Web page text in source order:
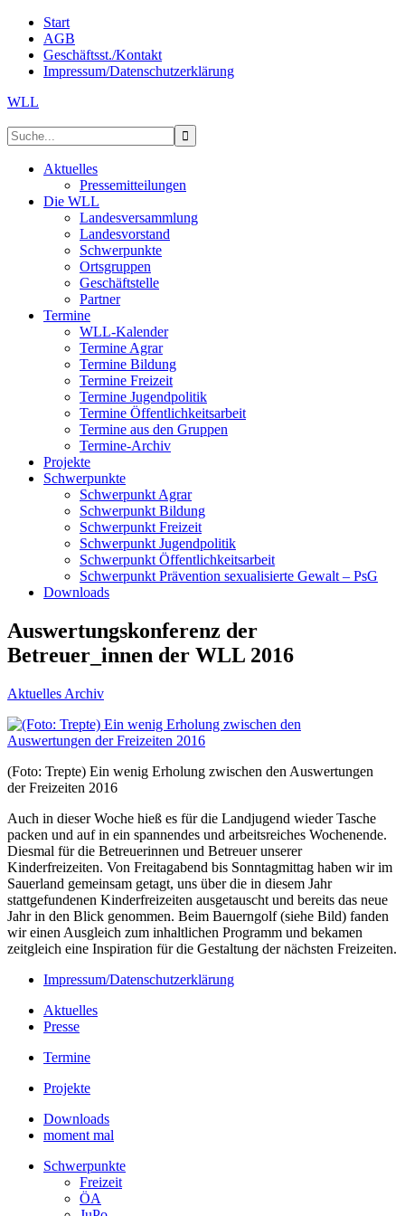
Start
AGB
Geschäftsst./Kontakt
Impressum/Datenschutzerklärung
WLL
Aktuelles
Pressemitteilungen
Die WLL
Landesversammlung
Landesvorstand
Schwerpunkte
Ortsgruppen
Geschäftstelle
Partner
Termine
WLL-Kalender
Termine Agrar
Termine Bildung
Termine Freizeit
Termine Jugendpolitik
Termine Öffentlichkeitsarbeit
Termine aus den Gruppen
Termine-Archiv
Projekte
Schwerpunkte
Schwerpunkt Agrar
Schwerpunkt Bildung
Schwerpunkt Freizeit
Schwerpunkt Jugendpolitik
Schwerpunkt Öffentlichkeitsarbeit
Schwerpunkt Prävention sexualisierte Gewalt – PsG
Downloads
Auswertungskonferenz der
Betreuer_innen der WLL 2016
Aktuelles Archiv
(Foto: Trepte) Ein wenig Erholung zwischen den Auswertungen
der Freizeiten 2016
Auch in dieser Woche hieß es für die Landjugend wieder Tasche
packen und auf in ein spannendes und arbeitsreiches Wochenende.
Diesmal für die Betreuerinnen und Betreuer unserer
Kinderfreizeiten. Von Freitagabend bis Sonntagmittag haben wir im
Sauerland gemeinsam getagt, uns über die in diesem Jahr
stattgefundenen Kinderfreizeiten ausgetauscht und bereits das neue
Jahr in den Blick genommen. Beim Bauerngolf (siehe Bild) fanden
wir einen Ausgleich zum inhaltlichen Programm und bekamen
zeitgleich eine Inspiration für die Gestaltung der nächsten Freizeiten.
Impressum/Datenschutzerklärung
Aktuelles
Presse
Termine
Projekte
Downloads
moment mal
Schwerpunkte
Freizeit
ÖA